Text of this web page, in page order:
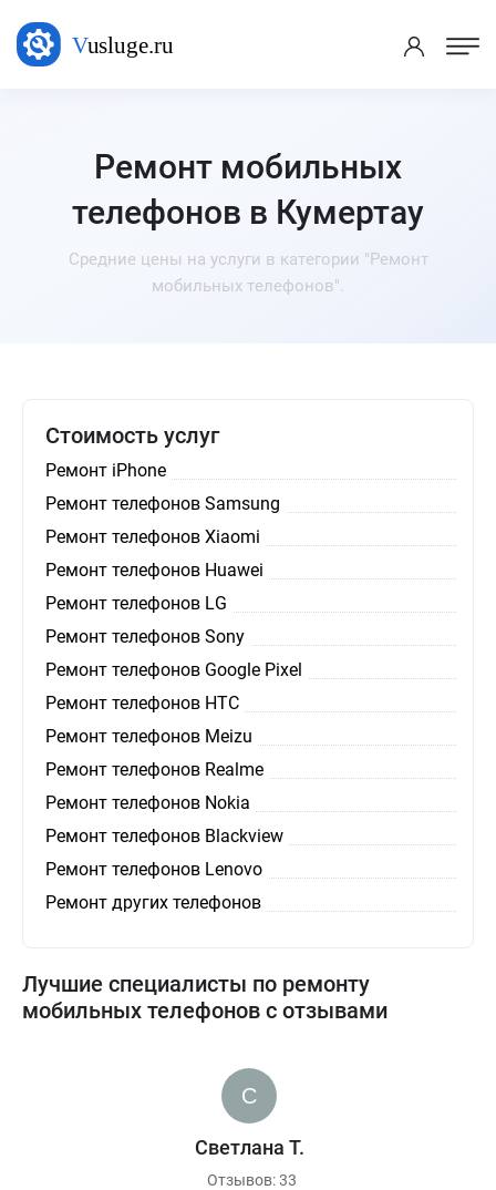
Ремонт мобильных
телефонов в Кумертау
Средние цены на услуги в категории "Ремонт
мобильных телефонов".
Стоимость услуг
Ремонт iPhone
Ремонт телефонов Samsung
Ремонт телефонов Xiaomi
Ремонт телефонов Huawei
Ремонт телефонов LG
Ремонт телефонов Sony
Ремонт телефонов Google Pixel
Ремонт телефонов HTC
Ремонт телефонов Meizu
Ремонт телефонов Realme
Ремонт телефонов Nokia
Ремонт телефонов Blackview
Ремонт телефонов Lenovo
Ремонт других телефонов
Лучшие специалисты по ремонту
мобильных телефонов с отзывами
Светлана Т.
Отзывов: 33